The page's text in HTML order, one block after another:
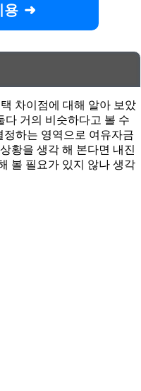
용
차이점에 대해 알아 보았
다 거의 비슷하다고 볼 수
정하는 영역으로 여유자금
황을 생각 해 본다면 내진
볼 필요가 있지 않나 생각